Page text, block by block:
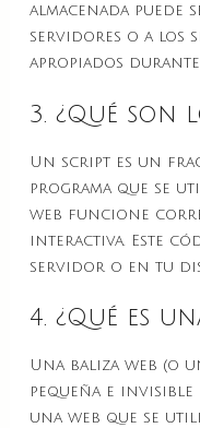
almacenada puede
servidores o a los
apropiados
3. ¿Qué son
Un script es un
programa que se
web funcione
interactiva. Este
servidor o en tu
4. ¿Qué es
Una baliza web (o
pequeña e invisible
una web que se